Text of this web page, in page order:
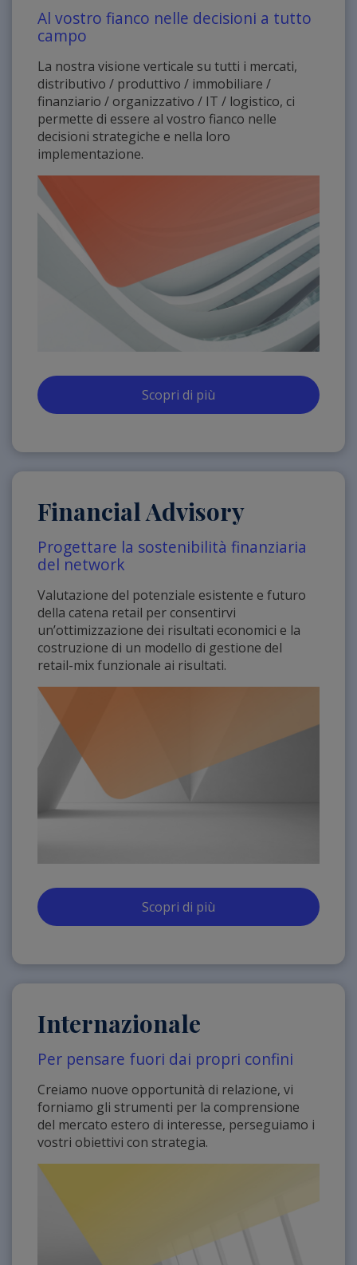
Al vostro fianco nelle decisioni a tutto
campo
La nostra visione verticale su tutti i mercati,
distributivo / produttivo / immobiliare /
finanziario / organizzativo / IT / logistico, ci
permette di essere al vostro fianco nelle
decisioni strategiche e nella loro
implementazione.
Scopri di più
Financial Advisory
Progettare la sostenibilità finanziaria
del network
Valutazione del potenziale esistente e futuro
della catena retail per consentirvi
un’ottimizzazione dei risultati economici e la
costruzione di un modello di gestione del
retail-mix funzionale ai risultati.
Scopri di più
Internazionale
Per pensare fuori dai propri confini
Creiamo nuove opportunità di relazione, vi
forniamo gli strumenti per la comprensione
del mercato estero di interesse, perseguiamo i
vostri obiettivi con strategia.